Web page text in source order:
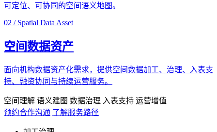
可定位、可协同的空间语义地图。
02 / Spatial Data Asset
空间数据资产
面向机构数据资产化需求，提供空间数据加工、治理、入表支
持、融资协同与持续运营服务。
空间理解 语义建图 数据治理 入表支持 运营增值
预约合作沟通 了解服务路径